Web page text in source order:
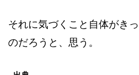
それに気づくこと自体がき
のだろうと、思う。